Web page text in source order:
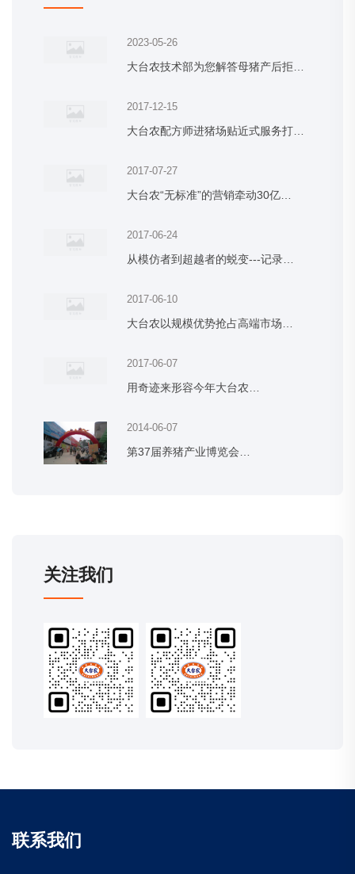
2023-05-26
大台农技术部为您解答母猪产后拒…
2017-12-15
大台农配方师进猪场贴近式服务打…
2017-07-27
大台农“无标准”的营销牵动30亿…
2017-06-24
从模仿者到超越者的蜕变---记录…
2017-06-10
大台农以规模优势抢占高端市场…
2017-06-07
用奇迹来形容今年大台农…
2014-06-07
第37届养猪产业博览会…
关注我们
联系我们